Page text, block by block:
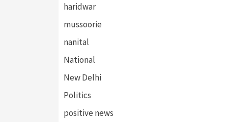
haridwar
mussoorie
nanital
National
New Delhi
Politics
positive news